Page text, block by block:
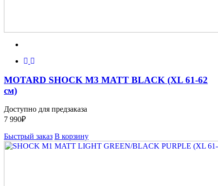
MOTARD SHOCK M3 MATT BLACK (XL 61-62
см)
Доступно для предзаказа
7 990₽
Быстрый заказ В корзину